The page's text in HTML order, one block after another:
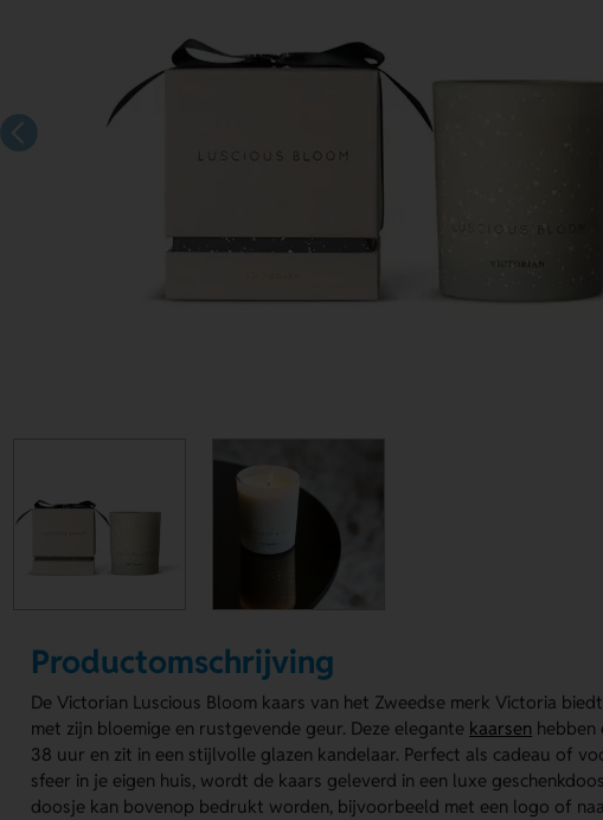
Productomschrijving
De Victorian Luscious Bloom kaars van het Zweedse merk Victoria
met zijn bloemige en rustgevende geur. Deze elegante kaarsen hebben
38 uur en zit in een stijlvolle glazen kandelaar. Perfect als cadeau of
sfeer in je eigen huis, wordt de kaars geleverd in een luxe
doosje kan bovenop bedrukt worden, bijvoorbeeld met een logo of